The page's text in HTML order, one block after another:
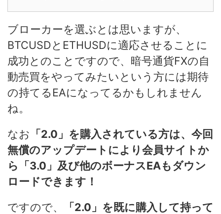
ブローカーを選ぶとは思いますが、
BTCUSDとETHUSDに適応させることに
成功とのことですので、暗号通貨FXの自
動売買をやってみたいという方には期待
の持てるEAになってるかもしれません
ね。
なお 「2.0」を購入されている方は、今回
無償のアップデートにより会員サイトか
ら「3.0」及び他のボーナスEAもダウン
ロードできます！
ですので、
「2.0」を既に購入して持って